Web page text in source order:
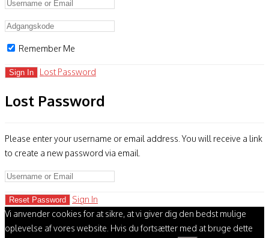
Remember Me
Lost Password
Lost Password
Please enter your username or email address. You will receive a link
to create a new password via email.
Sign In
Vi anvender cookies for at sikre, at vi giver dig den bedst mulige
oplevelse af vores website. Hvis du fortsætter med at bruge dette